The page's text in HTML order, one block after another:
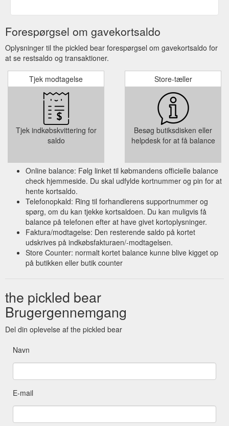
Forespørgsel om gavekortsaldo
Oplysninger til the pickled bear forespørgsel om gavekortsaldo for
at se restsaldo og transaktioner.
Tjek modtagelse
Tjek indkøbskvittering for
saldo
Store-tæller
Besøg butiksdisken eller
helpdesk for at få balance
Online balance: Følg linket til købmandens officielle balance
check hjemmeside. Du skal udfylde kortnummer og pin for at
hente kortsaldo.
Telefonopkald: Ring til forhandlerens supportnummer og
spørg, om du kan tjekke kortsaldoen. Du kan muligvis få
balance på telefonen efter at have givet kortoplysninger.
Faktura/modtagelse: Den resterende saldo på kortet
udskrives på indkøbsfakturaen/-modtagelsen.
Store Counter: normalt kortet balance kunne blive kigget op
på butikken eller butik counter
the pickled bear
Brugergennemgang
Del din oplevelse af the pickled bear
Navn
E-mail